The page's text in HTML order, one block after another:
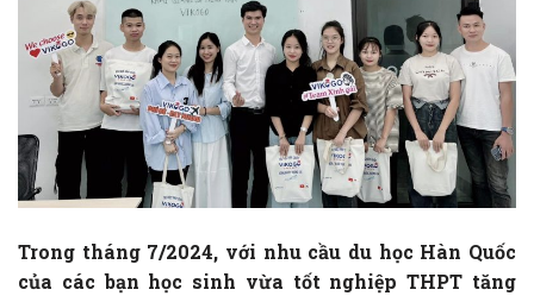
Trong tháng 7/2024, với nhu cầu du học Hàn Quốc
của các bạn học sinh vừa tốt nghiệp THPT tăng